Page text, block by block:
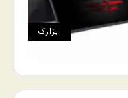
ابزارک